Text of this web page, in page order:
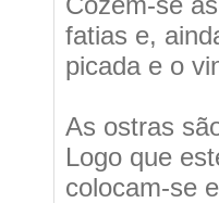
fatias e,
picada e o
As ostras
Logo que
colocam-se